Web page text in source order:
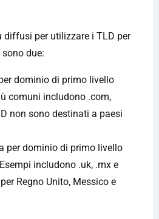
diffusi per utilizzare i TLD per
due:
dominio di primo livello
comuni includono .com,
non sono destinati a paesi
per dominio di primo livello
includono .uk, .mx e
Regno Unito, Messico e